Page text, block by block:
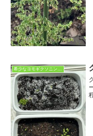
希少なヨモギクソニンジン